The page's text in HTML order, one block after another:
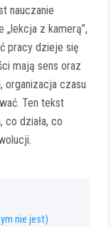
nauczanie
„lekcja z kamerą”,
pracy dzieje się
mają sens oraz
organizacja czasu
Ten tekst
co działa, co
nie jest)